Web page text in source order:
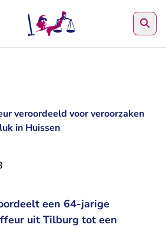
veroordeeld voor veroorzaken
in Huissen
een 64-jarige
uit Tilburg tot een